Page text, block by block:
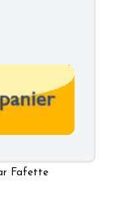
Fafette